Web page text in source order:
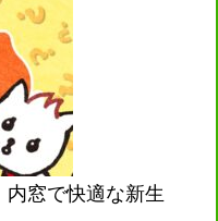
内窓で快適な新生